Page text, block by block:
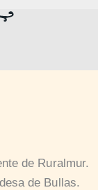
de Ruralmur.
de Bullas.